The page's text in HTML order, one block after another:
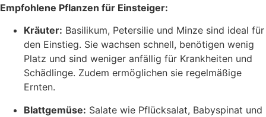
Empfohlene Pflanzen für Einsteiger:
Kräuter: Basilikum, Petersilie und Minze sind ideal für
den Einstieg. Sie wachsen schnell, benötigen wenig
Platz und sind weniger anfällig für Krankheiten und
Schädlinge. Zudem ermöglichen sie regelmäßige
Ernten.
Blattgemüse: Salate wie Pflücksalat, Babyspinat und